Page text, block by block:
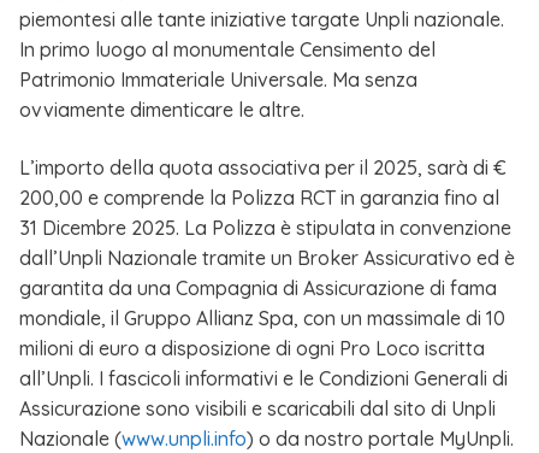
piemontesi alle tante iniziative targate Unpli nazionale.
In primo luogo al monumentale Censimento del
Patrimonio Immateriale Universale. Ma senza
ovviamente dimenticare le altre.
L’importo della quota associativa per il 2025, sarà di €
200,00 e comprende la Polizza RCT in garanzia fino al
31 Dicembre 2025. La Polizza è stipulata in convenzione
dall’Unpli Nazionale tramite un Broker Assicurativo ed è
garantita da una Compagnia di Assicurazione di fama
mondiale, il Gruppo Allianz Spa, con un massimale di 10
milioni di euro a disposizione di ogni Pro Loco iscritta
all’Unpli. I fascicoli informativi e le Condizioni Generali di
Assicurazione sono visibili e scaricabili dal sito di Unpli
Nazionale (www.unpli.info) o da nostro portale MyUnpli.